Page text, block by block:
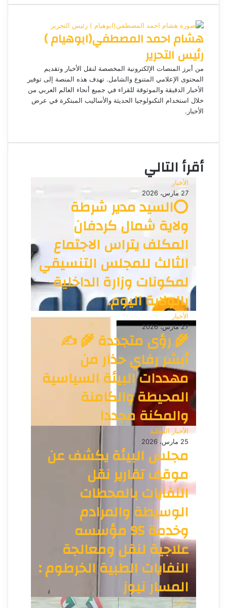
ل
ر
د
إ
ل
ك
ت
ي
س
و
ك
س
ج
ر
س
ج
ر
ت
ا
ب
ل
ر
ا
هشام احمد المصطفي(ابوهيام )
رئيس التحرير
من أبرز المنصات الإلكترونية المخصصة لنقل الأخبار وتقديم
المحتوى الإعلامي المتنوع والشامل. تهدف هذه المنصة إلى توفير
الأخبار الدقيقة والموثوقة للقراء في جميع أنحاء العالم العربي من
خلال استخدام التكنولوجيا الحديثة والأساليب المبتكرة في عرض
الأخبار.
ق
اأقرأ التالي
الأخبار
27 مارس، 2026
⭕السيد مدير شرطة
ولاية شمال كردفان
المكلف يتراس الاجتماع
الثالث للمجلس التنسيقي
لمكونات وزارة الداخلية
بالولاية اليوم.
الأخبار
27 مارس، 2026
🌾 رؤى متجددة 🌾 ✍️
أبشر رفاي حذار من
مهددات البيئة السياسية
المحيطة والكامنة
والمكنة مجددا
الأخبار المحلية
25 مارس، 2026
مجلس البيئة يكشف عن
موقف تقارير نقل
النفايات بالمحطات
الوسيطة والمرادم
وخدمة 95 مؤسسه
علاجية لنقل ومعالجة
النفايات الطبية الخرطوم :
المسار نيوز
الأخبار